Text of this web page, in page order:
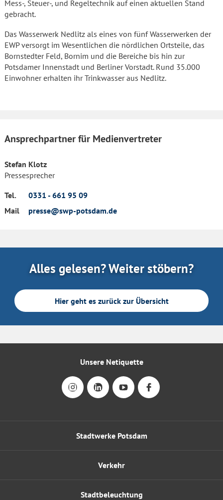
Mess-, Steuer-, und Regeltechnik auf einen aktuellen Stand
gebracht.
Das Wasserwerk Nedlitz als eines von fünf Wasserwerken der
EWP versorgt im Wesentlichen die nördlichen Ortsteile, das
Bornstedter Feld, Bornim und die Bereiche bis hin zur
Potsdamer Innenstadt und Berliner Vorstadt. Rund 35.000
Einwohner erhalten ihr Trinkwasser aus Nedlitz.
Ansprechpartner für Medienvertreter
Stefan Klotz
Pressesprecher
Tel.
0331 - 661 95 09
Mail
presse@swp-potsdam.de
Alles gelesen? Weiter stöbern?
Hier geht es zurück zur Übersicht
Stadtwerke Potsdam
Verkehr
Stadtbeleuchtung
Unsere Netiquette